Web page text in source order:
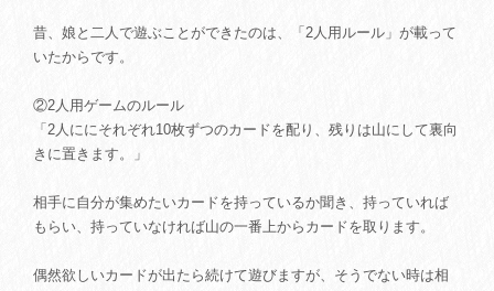
昔、娘と二人で遊ぶことができたのは、「2人用ルール」が載って
いたからです。
②2人用ゲームのルール
「2人ににそれぞれ10枚ずつのカードを配り、残りは山にして裏向
きに置きます。」
相手に自分が集めたいカードを持っているか聞き、持っていれば
もらい、持っていなければ山の一番上からカードを取ります。
偶然欲しいカードが出たら続けて遊びますが、そうでない時は相